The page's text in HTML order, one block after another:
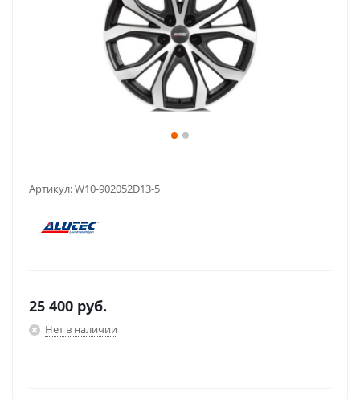
Артикул:W10-902052D13-5
25 400 руб.
Нет в наличии